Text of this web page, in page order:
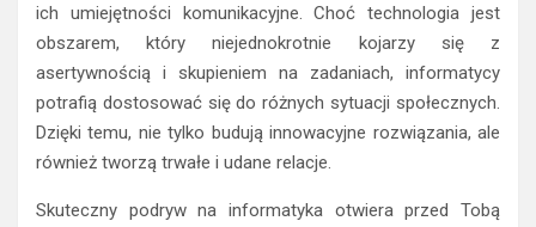
ich umiejętności komunikacyjne. Choć technologia jest
obszarem, który niejednokrotnie kojarzy się z
asertywnością i skupieniem na zadaniach, informatycy
potrafią dostosować się do różnych sytuacji społecznych.
Dzięki temu, nie tylko budują innowacyjne rozwiązania, ale
również tworzą trwałe i udane relacje.
Skuteczny podryw na informatyka otwiera przed Tobą